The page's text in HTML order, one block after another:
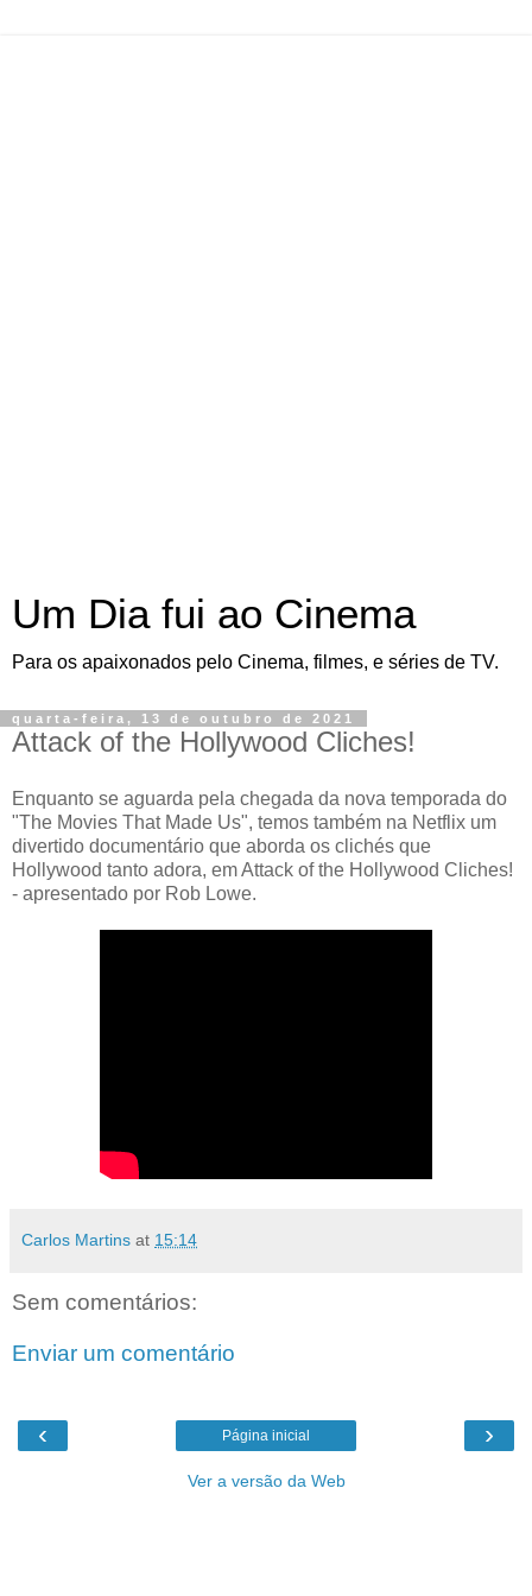
Um Dia fui ao Cinema
Para os apaixonados pelo Cinema, filmes, e séries de TV.
quarta-feira, 13 de outubro de 2021
Attack of the Hollywood Cliches!
Enquanto se aguarda pela chegada da nova temporada do
"The Movies That Made Us", temos também na Netflix um
divertido documentário que aborda os clichés que
Hollywood tanto adora, em Attack of the Hollywood Cliches!
- apresentado por Rob Lowe.
Carlos Martins at 15:14
Sem comentários:
Enviar um comentário
‹ ›
Página inicial
Ver a versão da Web